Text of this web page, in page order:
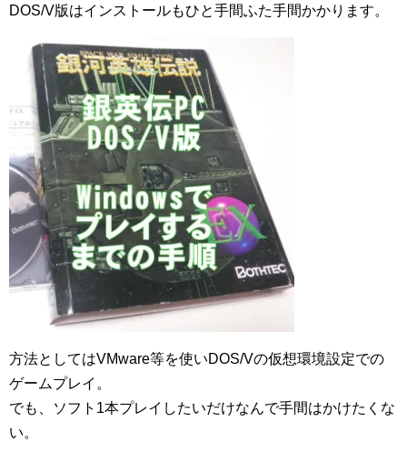
DOS/V版はインストールもひと手間ふた手間かかります。
方法としてはVMware等を使いDOS/Vの仮想環境設定での
ゲームプレイ。
でも、ソフト1本プレイしたいだけなんで手間はかけたくな
い。